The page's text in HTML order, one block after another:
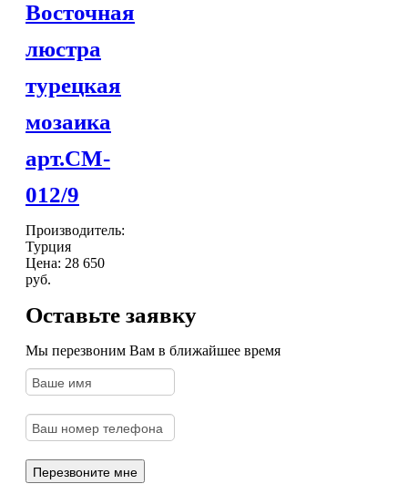
Восточная
люстра
турецкая
мозаика
арт.CM-
012/9
Производитель:
Турция
Цена: 28 650
руб.
Оставьте заявку
Мы перезвоним Вам в ближайшее время